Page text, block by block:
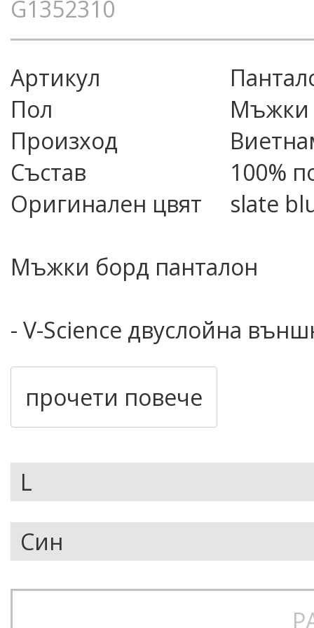
G1352310
Артикул
Пол
Мъжки
Произход
Състав
100%
Оригинален цвят
slate
Мъжки борд панталон
- V-Science двуслойна
- водоустойчива и
стълб/дишане на
- V-Science система
- топла подплата на
- подлепени шевове;
- кройка - Ergo fit
- уплътнение в
- регулиране на талията;
- Zip-Tech™ - система за
прочети повече